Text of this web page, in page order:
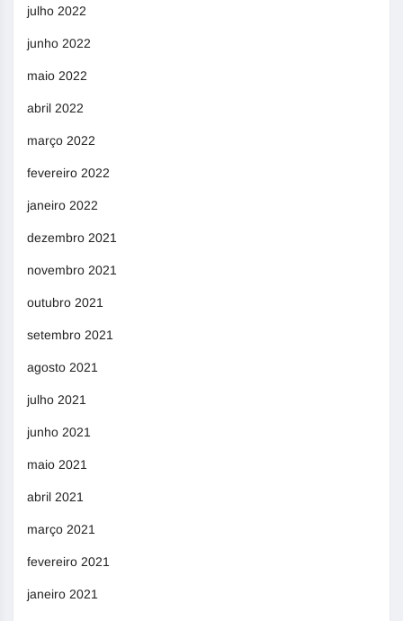
julho 2022
junho 2022
maio 2022
abril 2022
março 2022
fevereiro 2022
janeiro 2022
dezembro 2021
novembro 2021
outubro 2021
setembro 2021
agosto 2021
julho 2021
junho 2021
maio 2021
abril 2021
março 2021
fevereiro 2021
janeiro 2021